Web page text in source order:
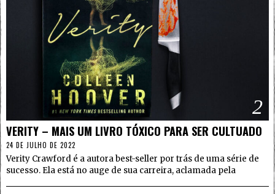
2
VERITY – MAIS UM LIVRO TÓXICO PARA SER CULTUADO
24 DE JULHO DE 2022
Verity Crawford é a autora best-seller por trás de uma série de
sucesso. Ela está no auge de sua carreira, aclamada pela